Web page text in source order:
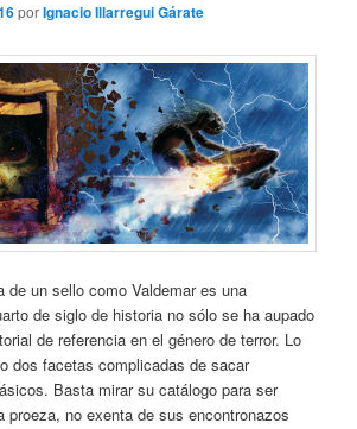
porIgnacio Illarregui Gárate
de un sello como Valdemar es una
de siglo de historia no sólo se ha aupado
de referencia en el género de terror. Lo
dos facetas complicadas de sacar
Basta mirar su catálogo para ser
proeza, no exenta de sus encontronazos